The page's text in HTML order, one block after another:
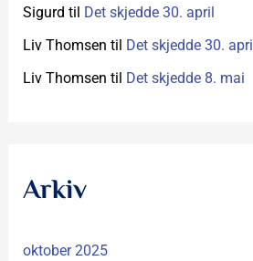
Sigurd til Det skjedde 30. april
Liv Thomsen til Det skjedde 30. april
Liv Thomsen til Det skjedde 8. mai
Arkiv
oktober 2025